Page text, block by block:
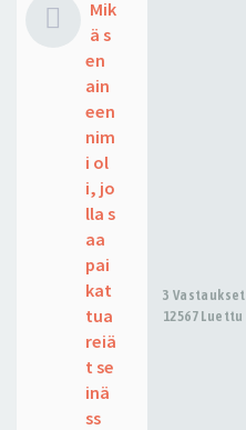
Mik
ä s
en
ain
een
nim
i ol
i, jo
lla s
aa
pai
kat
tua
reiä
t se
inä
ss
3 Vastaukset
12567 Luettu